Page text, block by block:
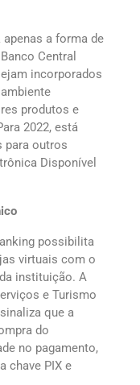
a forma de
Central
incorporados
produtos e
2022, está
para outros
Disponível
possibilita
virtuais com o
instituição. A
e Turismo
que a
do
no pagamento,
chave PIX e